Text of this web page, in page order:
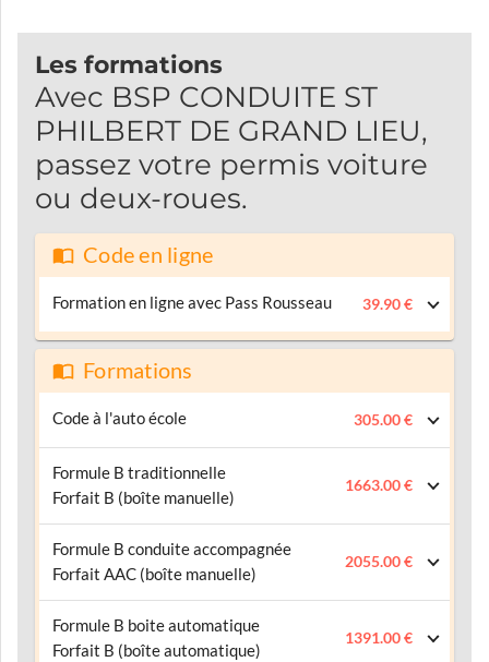
Les formations
Avec BSP CONDUITE ST
PHILBERT DE GRAND LIEU,
passez votre permis voiture
ou deux-roues.
Code en ligne
Formation en ligne avec Pass Rousseau 39.90 €
Formations
Code à l'auto école 305.00 €
Formule B traditionnelle
Forfait B (boîte manuelle)
1663.00 €
Formule B conduite accompagnée
Forfait AAC (boîte manuelle)
2055.00 €
Formule B boite automatique
Forfait B (boîte automatique)
1391.00 €